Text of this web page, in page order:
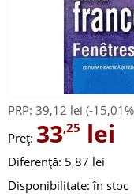
PRP: 39,12 lei (-
Preț: 33,25 lei
Diferență: 5,87 lei
Disponibilitate: în stoc